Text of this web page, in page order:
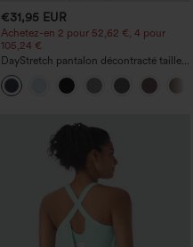
€31,95 EUR
Achetez-en 2 pour 52,62 €, 4 pour
105,24 €
DayStretch pantalon décontracté taille
haute avec poches et coupe droite